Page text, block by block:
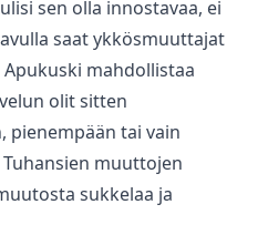
sen olla innostavaa, ei
saat ykkösmuuttajat
mahdollistaa
olit sitten
pienempään tai vain
muuttojen
sukkelaa ja